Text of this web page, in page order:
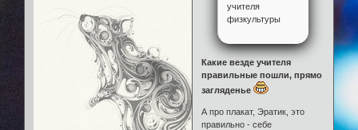
учителя
физкультуры
Какие везде учителя
правильные пошли, прямо
загляденье
А про плакат, Эратик, это
правильно - себе